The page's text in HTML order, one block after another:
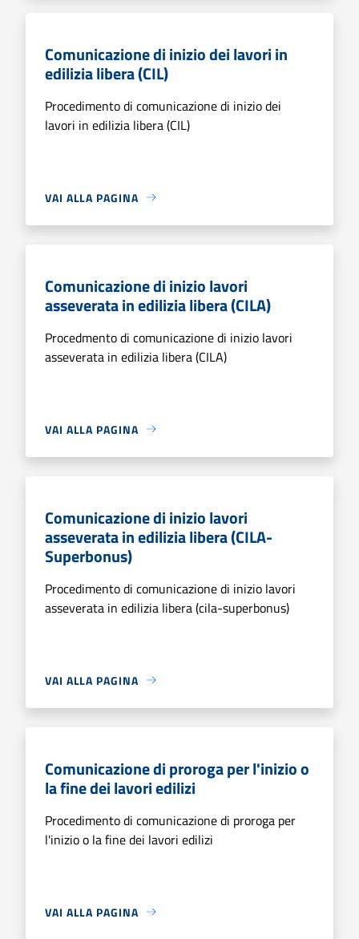
Comunicazione di inizio dei lavori in
edilizia libera (CIL)
Procedimento di comunicazione di inizio dei
lavori in edilizia libera (CIL)
VAI ALLA PAGINA
Comunicazione di inizio lavori
asseverata in edilizia libera (CILA)
Procedmento di comunicazione di inizio lavori
asseverata in edilizia libera (CILA)
VAI ALLA PAGINA
Comunicazione di inizio lavori
asseverata in edilizia libera (CILA-
Superbonus)
Procedimento di comunicazione di inizio lavori
asseverata in edilizia libera (cila-superbonus)
VAI ALLA PAGINA
Comunicazione di proroga per l'inizio o
la fine dei lavori edilizi
Procedimento di comunicazione di proroga per
l'inizio o la fine dei lavori edilizi
VAI ALLA PAGINA